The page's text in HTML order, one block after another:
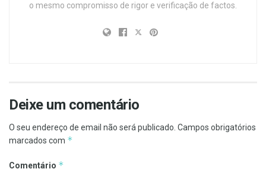
o mesmo compromisso de rigor e verificação de factos.
Deixe um comentário
O seu endereço de email não será publicado. Campos obrigatórios
marcados com *
Comentário *